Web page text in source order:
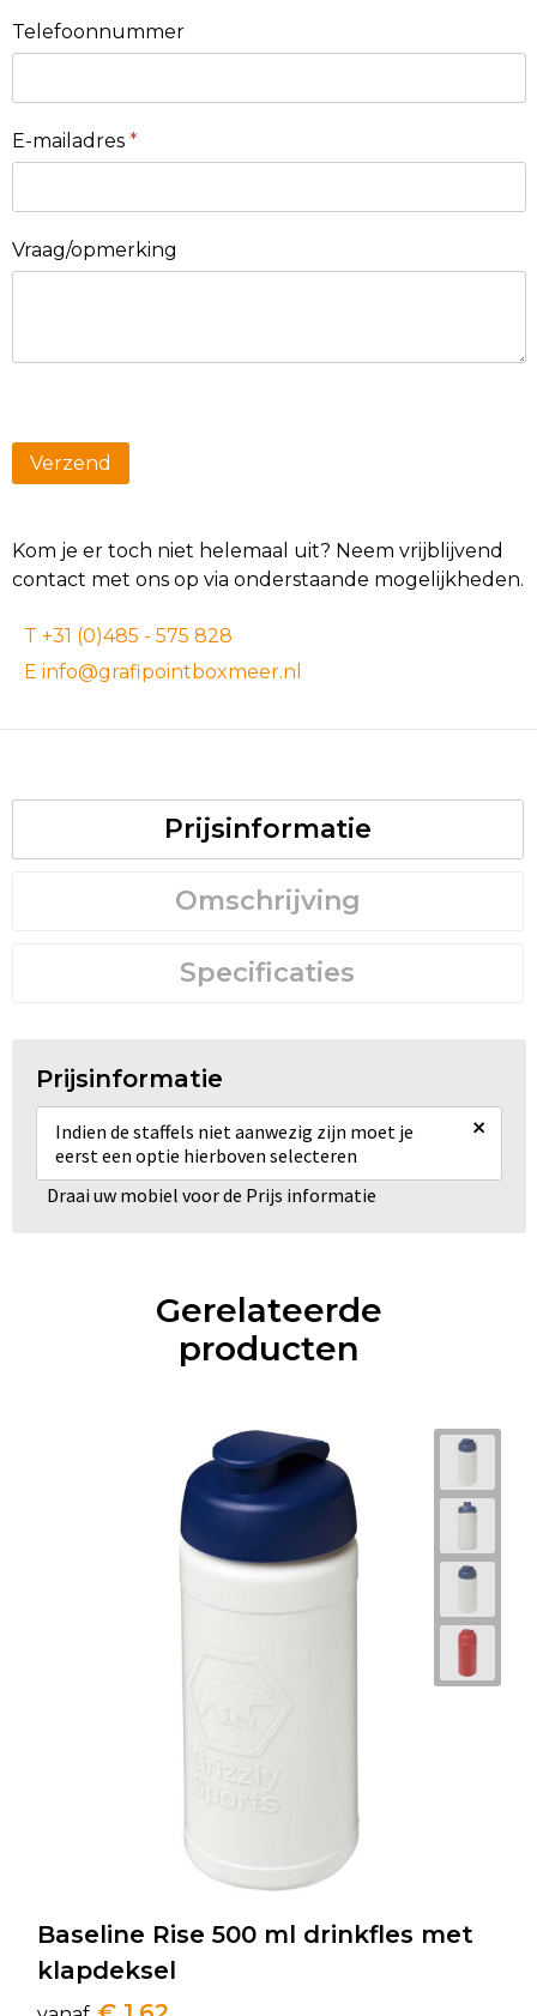
Telefoonnummer
E-mailadres *
Vraag/opmerking
Kom je er toch niet helemaal uit? Neem vrijblijvend
contact met ons op via onderstaande mogelijkheden.
T +31 (0)485 - 575 828
E info@grafipointboxmeer.nl
Prijsinformatie
Omschrijving
Specificaties
Prijsinformatie
Indien de staffels niet aanwezig zijn moet je
eerst een optie hierboven selecteren
×
Draai uw mobiel voor de Prijs informatie
Gerelateerde
producten
Baseline Rise 500 ml drinkfles met
klapdeksel